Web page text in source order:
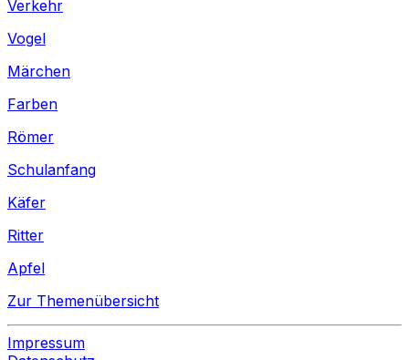
Verkehr
Vogel
Märchen
Farben
Römer
Schulanfang
Käfer
Ritter
Apfel
Zur Themenübersicht
Impressum